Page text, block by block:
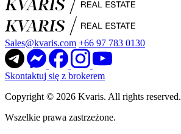
Sales@kvaris.com +66 97 783 0130
Skontaktuj się z brokerem
Copyright © 2026 Kvaris. All rights reserved.
Wszelkie prawa zastrzeżone.